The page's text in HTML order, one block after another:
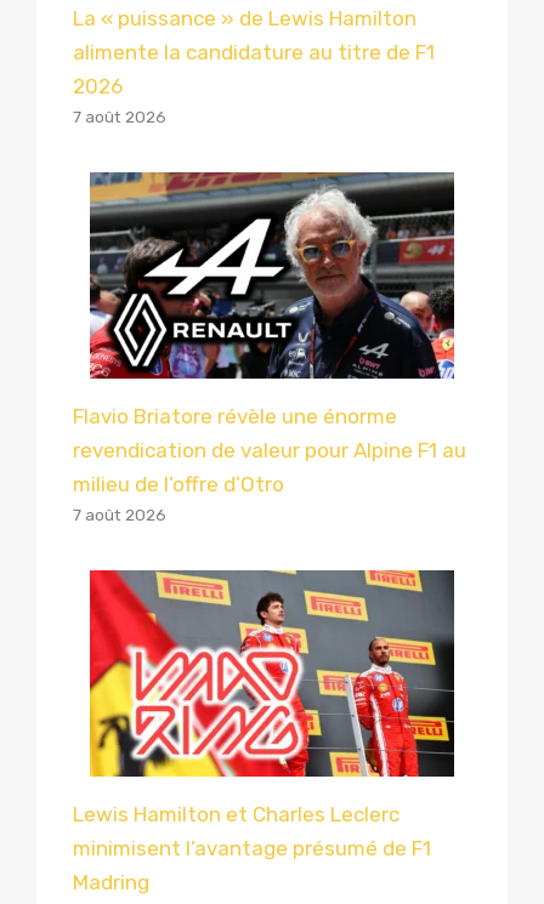
La « puissance » de Lewis Hamilton
alimente la candidature au titre de F1
2026
7 août 2026
Flavio Briatore révèle une énorme
revendication de valeur pour Alpine F1 au
milieu de l’offre d’Otro
7 août 2026
Lewis Hamilton et Charles Leclerc
minimisent l’avantage présumé de F1
Madring